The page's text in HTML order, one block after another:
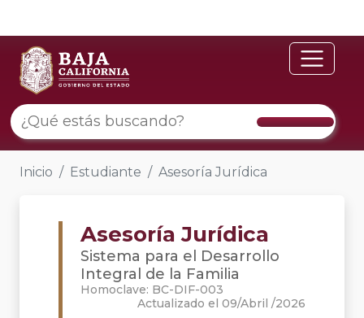
Inicio Estudiante Asesoría Jurídica
Asesoría Jurídica
Sistema para el Desarrollo
Integral de la Familia
Homoclave: BC-DIF-003
Actualizado el 09/Abril /2026